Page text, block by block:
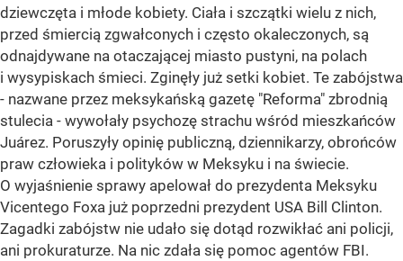
dziewczęta i młode kobiety. Ciała i szczątki wielu z nich,
przed śmiercią zgwałconych i często okaleczonych, są
odnajdywane na otaczającej miasto pustyni, na polach
i wysypiskach śmieci. Zginęły już setki kobiet. Te zabójstwa
- nazwane przez meksykańską gazetę "Reforma" zbrodnią
stulecia - wywołały psychozę strachu wśród mieszkańców
Juárez. Poruszyły opinię publiczną, dziennikarzy, obrońców
praw człowieka i polityków w Meksyku i na świecie.
O wyjaśnienie sprawy apelował do prezydenta Meksyku
Vicentego Foxa już poprzedni prezydent USA Bill Clinton.
Zagadki zabójstw nie udało się dotąd rozwikłać ani policji,
ani prokuraturze. Na nic zdała się pomoc agentów FBI.